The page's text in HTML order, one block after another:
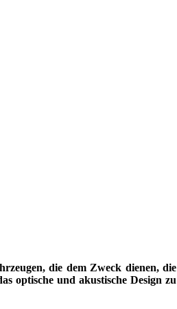
die dem Zweck dienen, die
optische und akustische Design zu